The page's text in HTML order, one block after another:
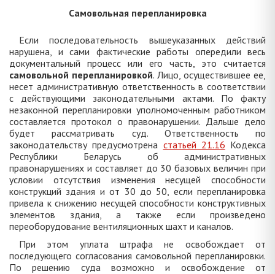
Самовольная перепланировка
Если последовательность вышеуказанных действий
нарушена, и сами фактические работы опередили весь
документальный процесс или его часть, это считается
самовольной перепланировкой. Лицо, осуществившее ее,
несет административную ответственность в соответствии
с действующими законодательными актами. По факту
незаконной перепланировки уполномоченным работником
составляется протокол о правонарушении. Дальше дело
будет рассматривать суд. Ответственность по
законодательству предусмотрена статьей 21.16 Кодекса
Республики Беларусь об административных
правонарушениях и составляет до 30 базовых величин при
условии отсутствия изменения несущей способности
конструкций здания и от 30 до 50, если перепланировка
привела к снижению несущей способности конструктивных
элементов здания, а также если произведено
переоборудование вентиляционных шахт и каналов.
При этом уплата штрафа не освобождает от
последующего согласования самовольной перепланировки.
По решению суда возможно и освобождение от